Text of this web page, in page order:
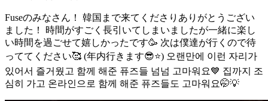
Fuseのみなさん！ 韓国まで来てくださりありがとうござい
ました！ 時間がすごく長引いてしまいましたが一緒に楽し
い時間を過ごせて嬉しかったです🥳 次は僕達が行くので待
っててください🥰 (年内行きます😎⭐️) 오랜만에 이런 자리가
있어서 즐거웠고 함께 해준 퓨즈들 넘넘 고마워요💙 집까지 조
심히 가고 온라인으로 함께 해준 퓨즈들도 고마워요🤭💡